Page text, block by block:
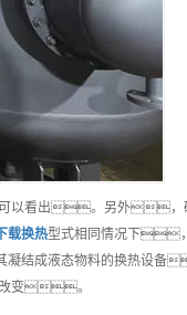
可以看出。另外，
载换热型式相同情况下
结成液态物料的换热设备
改变。